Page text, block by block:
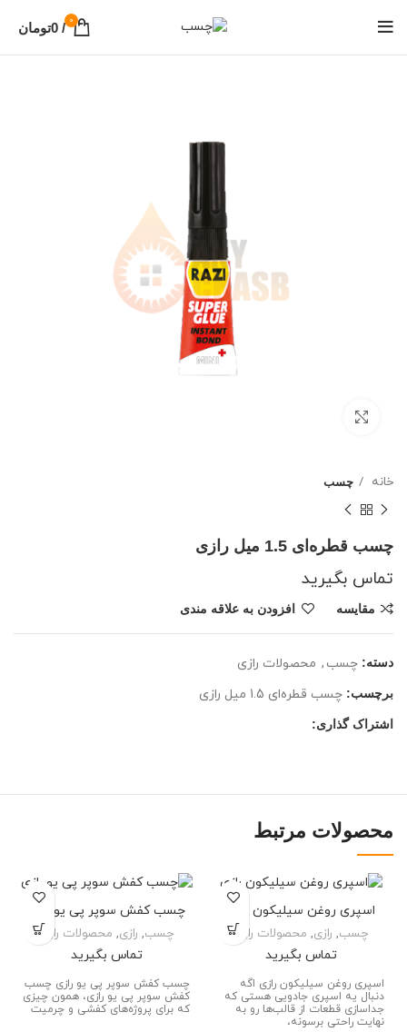
0
/
0تومان
خانه چسب
چسب قطره‌ای 1.5 میل رازی
تماس بگیرید
مقایسه افزودن به علاقه مندی
دسته: چسب , محصولات رازی
برچسب: چسب قطره‌ای 1.5 میل رازی
اشتراک گذاری:
محصولات مرتبط
اسپری روغن سیلیکون رازی
چسب, رازی, محصولات رازی
تماس بگیرید
اسپری روغن سیلیکون رازی اگه
دنبال یه اسپری جادویی هستی که
جداسازی قطعات از قالب‌ها رو به
نهایت راحتی برسونه،
چسب کفش سوپر پی یو رازی
چسب, رازی, محصولات رازی
تماس بگیرید
چسب کفش سوپر پی یو رازی چسب
کفش سوپر پی یو رازی، همون چیزی
که برای پروژه‌های کفشی و چرمیت